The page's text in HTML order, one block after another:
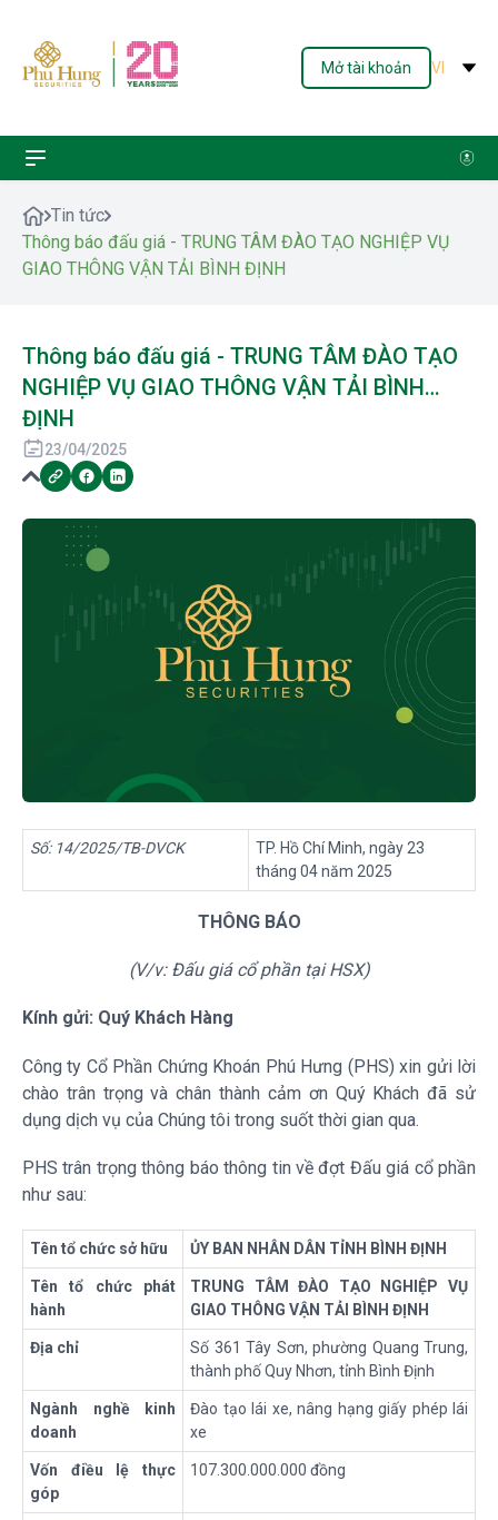
Mở tài khoản VI
Tin tức
Thông báo đấu giá - TRUNG TÂM ĐÀO TẠO NGHIỆP VỤ
GIAO THÔNG VẬN TẢI BÌNH ĐỊNH
Thông báo đấu giá - TRUNG TÂM ĐÀO TẠO
NGHIỆP VỤ GIAO THÔNG VẬN TẢI BÌNH
ĐỊNH
23/04/2025
Số: 14/2025/TB-DVCK
TP. Hồ Chí Minh, ngày 23
tháng 04 năm 2025
THÔNG BÁO
(V/v: Đấu giá cổ phầntại HSX)
Kính gửi: Quý Khách Hàng
Công ty Cổ Phần Chứng Khoán Phú Hưng (PHS) xin gửi lời
chào trân trọng và chân thành cảm ơn Quý Khách đã sử
dụng dịch vụ của Chúng tôi trong suốt thời gian qua.
PHS trân trọng thông báo thông tin về đợt Đấu giá cổ phần
như sau:
Tên tổ chức sở hữu ỦY BAN NHÂN DÂN TỈNH BÌNH ĐỊNH
Tên tổ chức phát
hành
TRUNG TÂM ĐÀO TẠO NGHIỆP VỤ
GIAO THÔNG VẬN TẢI BÌNH ĐỊNH
Địa chỉ
Số 361 Tây Sơn, phường Quang Trung,
thành phố Quy Nhơn, tỉnh Bình Định
Ngành nghề kinh
doanh
Đào tạo lái xe, nâng hạng giấy phép lái
xe
Vốn điều lệ thực
góp
107.300.000.000 đồng